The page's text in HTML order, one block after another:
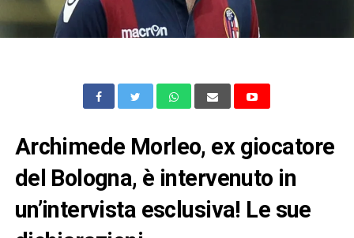
Archimede Morleo, ex giocatore
del Bologna, è intervenuto in
un’intervista esclusiva! Le sue